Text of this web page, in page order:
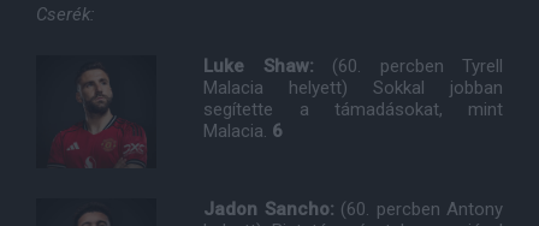
Cserék:
Luke Shaw: (60. percben Tyrell
Malacia helyett) Sokkal jobban
segítette a támadásokat, mint
Malacia. 6
Jadon Sancho: (60. percben Antony